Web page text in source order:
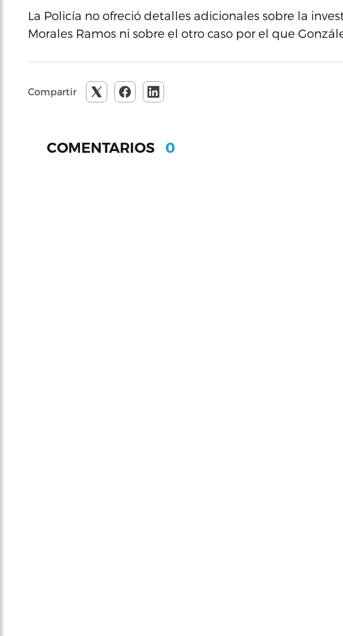
La Policía no ofreció detalles adicionales sobre la
Morales Ramos ni sobre el otro caso por el que
Compartir
COMENTARIOS 0